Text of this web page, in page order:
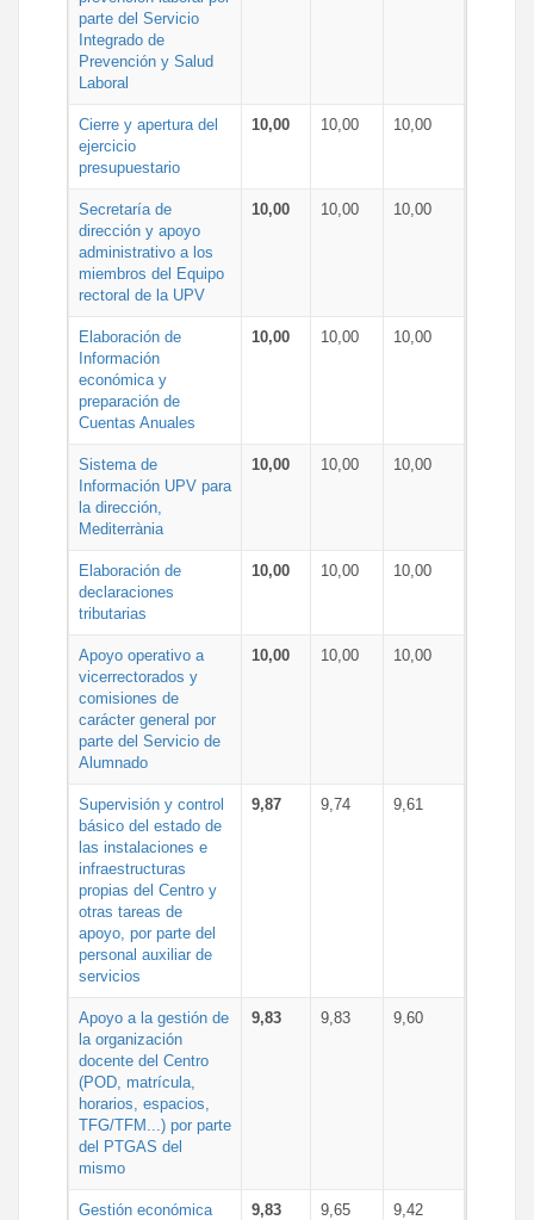
parte del Servicio
Integrado de
Prevención y Salud
Laboral
Cierre y apertura del
ejercicio
presupuestario
10,00 10,00 10,00
Secretaría de
dirección y apoyo
administrativo a los
miembros del Equipo
rectoral de la UPV
10,00 10,00 10,00
Elaboración de
Información
económica y
preparación de
Cuentas Anuales
10,00 10,00 10,00
Sistema de
Información UPV para
la dirección,
Mediterrània
10,00 10,00 10,00
Elaboración de
declaraciones
tributarias
10,00 10,00 10,00
Apoyo operativo a
vicerrectorados y
comisiones de
carácter general por
parte del Servicio de
Alumnado
10,00 10,00 10,00
Supervisión y control
básico del estado de
las instalaciones e
infraestructuras
propias del Centro y
otras tareas de
apoyo, por parte del
personal auxiliar de
servicios
9,87 9,74 9,61
Apoyo a la gestión de
la organización
docente del Centro
(POD, matrícula,
horarios, espacios,
TFG/TFM...) por parte
del PTGAS del
mismo
9,83 9,83 9,60
Gestión económica 9,83 9,65 9,42